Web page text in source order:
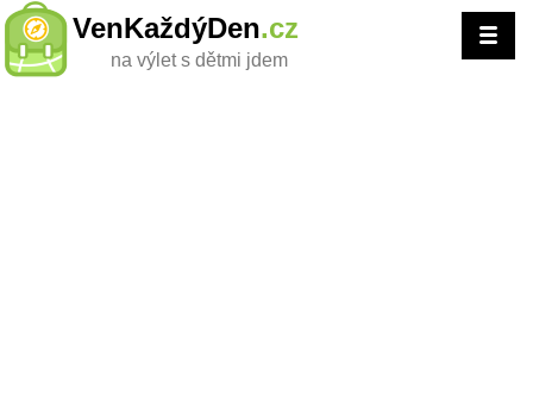
VenKaždýDen.cz
na výlet s dětmi jdem